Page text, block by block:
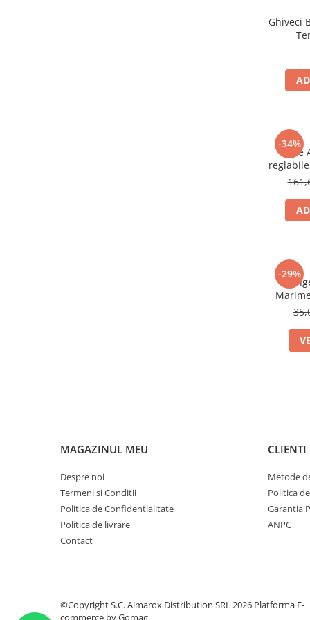
Ghiveci
-34%
Role
-29%
MAGAZINUL MEU
Despre noi
Termeni si Conditii
Politica de Confidentialitate
Politica de livrare
Contact
CLIENTI
Metode
Politica
Garantia
ANPC
©Copyright S.C. Almarox Distribution SRL 2026 Platforma E-
commerce by Gomag